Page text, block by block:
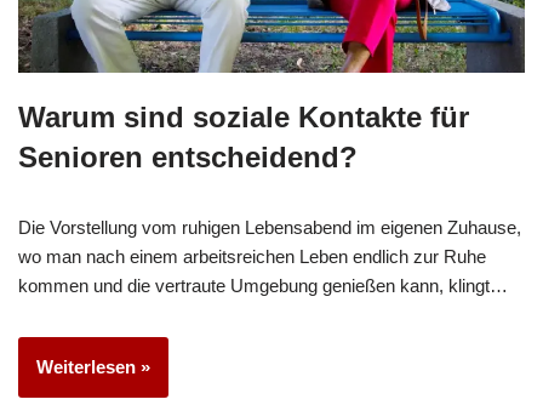
Warum sind soziale Kontakte für
Senioren entscheidend?
Die Vorstellung vom ruhigen Lebensabend im eigenen Zuhause,
wo man nach einem arbeitsreichen Leben endlich zur Ruhe
kommen und die vertraute Umgebung genießen kann, klingt…
Weiterlesen »